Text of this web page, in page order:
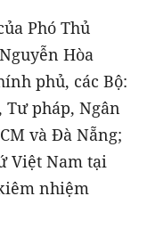
Phó Thủ
Hòa
phủ, các Bộ:
Tư pháp, Ngân
và Đà Nẵng;
Việt Nam tại
nhiệm